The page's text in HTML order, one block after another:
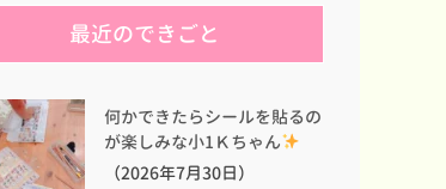
最近のできごと
何かできたらシールを貼るの
が楽しみな小1Ｋちゃん
（2026年7月30日）